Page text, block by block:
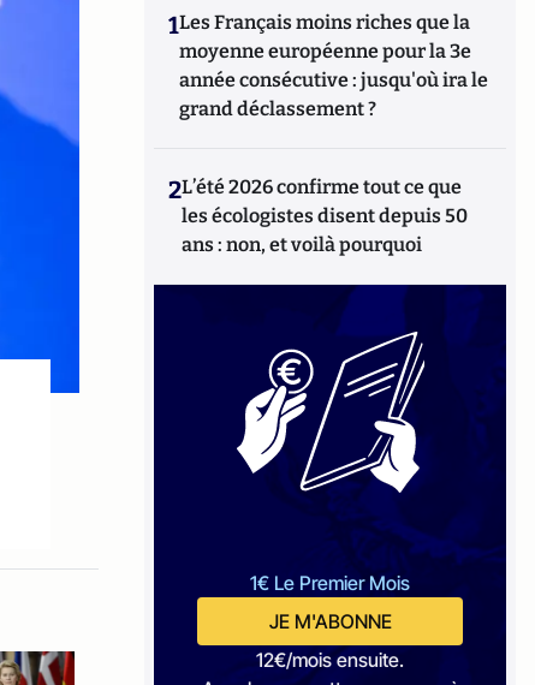
1Les Français moins riches que la
moyenne européenne pour la 3e
année consécutive : jusqu'où ira le
grand déclassement ?
2L’été 2026 confirme tout ce que
les écologistes disent depuis 50
ans : non, et voilà pourquoi
1€ Le Premier Mois
JE M'ABONNE
12€/mois ensuite.